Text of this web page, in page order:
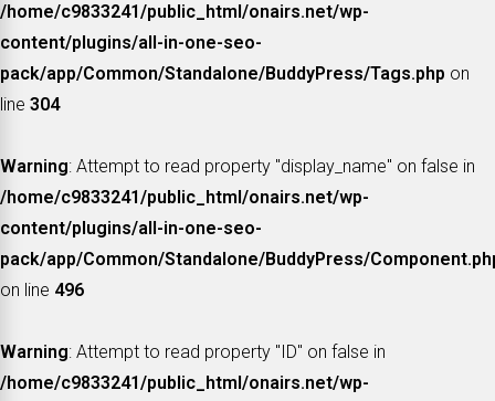
/home/c9833241/public_html/onairs.net/wp-
content/plugins/all-in-one-seo-
pack/app/Common/Standalone/BuddyPress/Tags.php on
line 304
Warning: Attempt to read property "display_name" on false in
/home/c9833241/public_html/onairs.net/wp-
content/plugins/all-in-one-seo-
pack/app/Common/Standalone/BuddyPress/
on line 496
Warning: Attempt to read property "ID" on false in
/home/c9833241/public_html/onairs.net/wp-